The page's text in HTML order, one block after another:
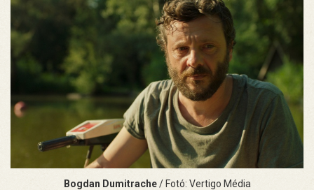
Bogdan Dumitrache/ Fotó: Vertigo Média